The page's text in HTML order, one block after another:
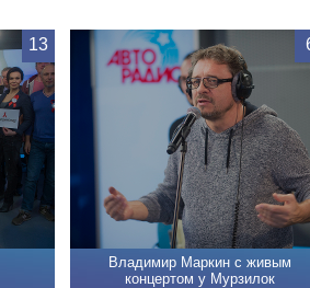
13
Владимир Маркин с живым
концертом у Мурзилок